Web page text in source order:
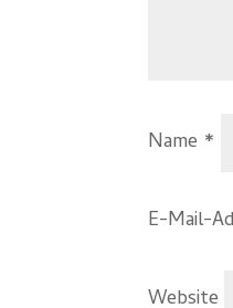
Name *
E-Mail-
Website